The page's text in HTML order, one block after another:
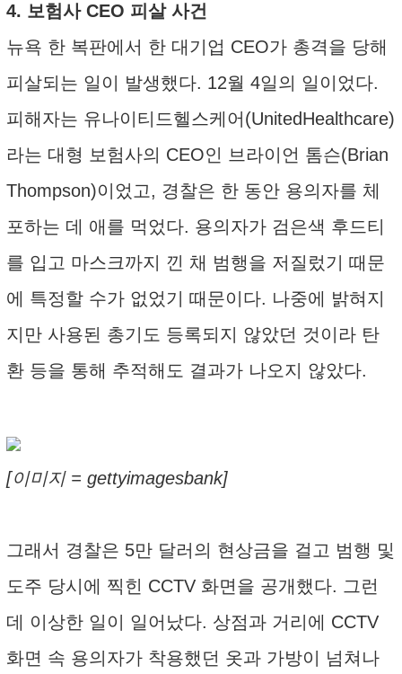
4. 보험사 CEO 피살 사건
뉴욕 한 복판에서 한 대기업 CEO가 총격을 당해
피살되는 일이 발생했다. 12월 4일의 일이었다.
피해자는 유나이티드헬스케어(UnitedHealthcare)
라는 대형 보험사의 CEO인 브라이언 톰슨(Brian
Thompson)이었고, 경찰은 한 동안 용의자를 체
포하는 데 애를 먹었다. 용의자가 검은색 후드티
를 입고 마스크까지 낀 채 범행을 저질렀기 때문
에 특정할 수가 없었기 때문이다. 나중에 밝혀지
지만 사용된 총기도 등록되지 않았던 것이라 탄
환 등을 통해 추적해도 결과가 나오지 않았다.
[이미지 = gettyimagesbank]
그래서 경찰은 5만 달러의 현상금을 걸고 범행 및
도주 당시에 찍힌 CCTV 화면을 공개했다. 그런
데 이상한 일이 일어났다. 상점과 거리에 CCTV
화면 속 용의자가 착용했던 옷과 가방이 넘쳐나